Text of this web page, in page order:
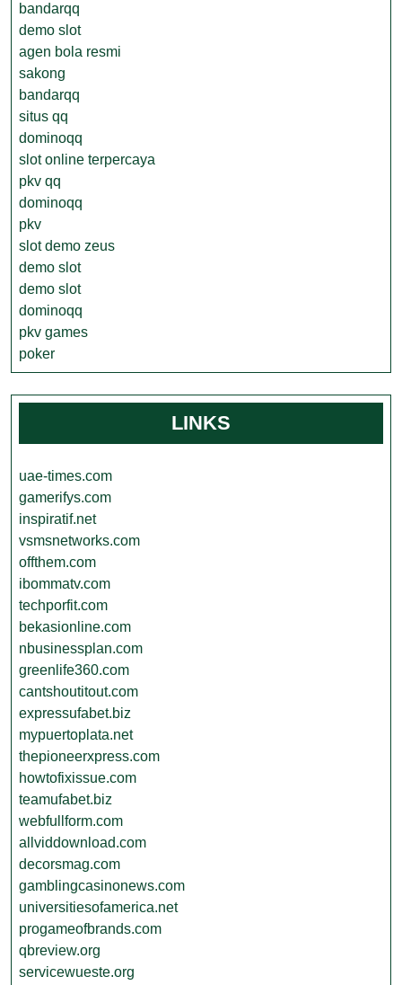
bandarqq
demo slot
agen bola resmi
sakong
bandarqq
situs qq
dominoqq
slot online terpercaya
pkv qq
dominoqq
pkv
slot demo zeus
demo slot
demo slot
dominoqq
pkv games
poker
LINKS
uae-times.com
gamerifys.com
inspiratif.net
vsmsnetworks.com
offthem.com
ibommatv.com
techporfit.com
bekasionline.com
nbusinessplan.com
greenlife360.com
cantshoutitout.com
expressufabet.biz
mypuertoplata.net
thepioneerxpress.com
howtofixissue.com
teamufabet.biz
webfullform.com
allviddownload.com
decorsmag.com
gamblingcasinonews.com
universitiesofamerica.net
progameofbrands.com
qbreview.org
servicewueste.org